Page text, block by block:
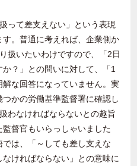
って差支えない」という表現
。普通に考えれば、企業側か
扱いたいわけですので、「2日
？」との問いに対して、「1
な回答になっていません。実
かの労働基準監督署に確認し
わなければならないとの趣旨
督官もいらっしゃいました
は、「～しても差し支えな
ければならない」との意味に